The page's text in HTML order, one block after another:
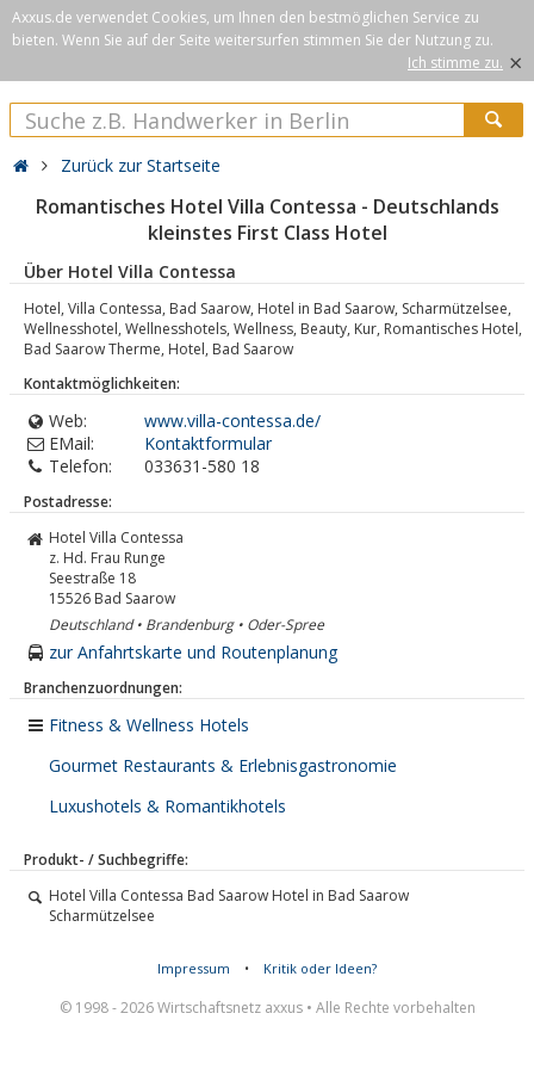
Axxus.de verwendet Cookies, um Ihnen den bestmöglichen Service zu
bieten. Wenn Sie auf der Seite weitersurfen stimmen Sie der Nutzung zu.
Ich stimme zu. ×
Zurück zur Startseite
Romantisches Hotel Villa Contessa - Deutschlands
kleinstes First Class Hotel
Über Hotel Villa Contessa
Hotel, Villa Contessa, Bad Saarow, Hotel in Bad Saarow, Scharmützelsee,
Wellnesshotel, Wellnesshotels, Wellness, Beauty, Kur, Romantisches Hotel,
Bad Saarow Therme, Hotel, Bad Saarow
Kontaktmöglichkeiten:
Web:
www.villa-contessa.de/
EMail:
Kontaktformular
Telefon:
033631-580 18
Postadresse:
Hotel Villa Contessa
z. Hd. Frau Runge
Seestraße 18
15526 Bad Saarow
Deutschland • Brandenburg • Oder-Spree
zur Anfahrtskarte und Routenplanung
Branchenzuordnungen:
Fitness & Wellness Hotels
Gourmet Restaurants & Erlebnisgastronomie
Luxushotels & Romantikhotels
Produkt- / Suchbegriffe:
Hotel Villa Contessa Bad Saarow Hotel in Bad Saarow
Scharmützelsee
Impressum • Kritik oder Ideen?
© 1998 - 2026 Wirtschaftsnetz axxus • Alle Rechte vorbehalten